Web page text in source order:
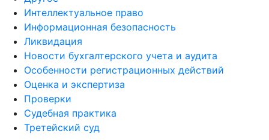
Интеллектуальное право
Информационная безопасность
Ликвидация
Новости бухгалтерского учета и аудита
Особенности регистрационных действий
Оценка и экспертиза
Проверки
Судебная практика
Третейский суд